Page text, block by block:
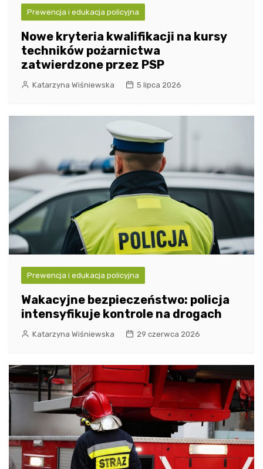
Prewencja i edukacja policyjna
Nowe kryteria kwalifikacji na kursy
techników pożarnictwa
zatwierdzone przez PSP
Katarzyna Wiśniewska 5 lipca 2026
Prewencja i edukacja policyjna
Wakacyjne bezpieczeństwo: policja
intensyfikuje kontrole na drogach
Katarzyna Wiśniewska 29 czerwca 2026